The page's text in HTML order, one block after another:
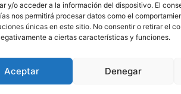
y/o acceder a la información del dispositivo. El
nos permitirá procesar datos como el
únicas en este sitio. No consentir o retirar el
a ciertas características y funciones.
Aceptar Denegar
Contratación